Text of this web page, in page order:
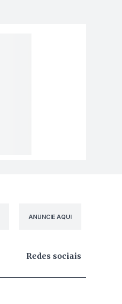
ANUNCIE AQUI
Redes sociais